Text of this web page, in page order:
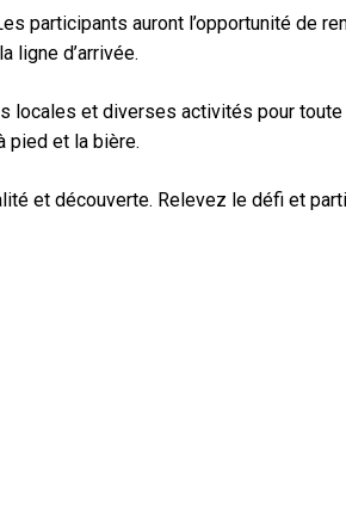
participants auront l’opportunité de
ligne d’arrivée.
locales et diverses activités pour toute
pied et la bière.
et découverte. Relevez le défi et